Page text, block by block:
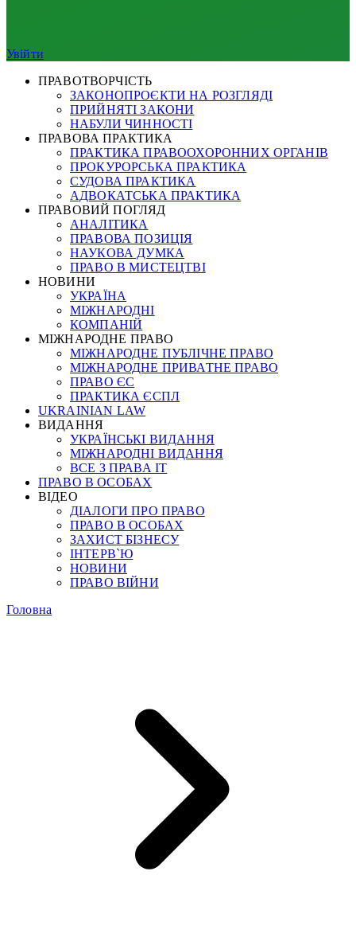
Увійти
ПРАВОТВОРЧІСТЬ
ЗАКОНОПРОЄКТИ НА РОЗГЛЯДІ
ПРИЙНЯТІ ЗАКОНИ
НАБУЛИ ЧИННОСТІ
ПРАВОВА ПРАКТИКА
ПРАКТИКА ПРАВООХОРОННИХ ОРГАНІВ
ПРОКУРОРСЬКА ПРАКТИКА
СУДОВА ПРАКТИКА
АДВОКАТСЬКА ПРАКТИКА
ПРАВОВИЙ ПОГЛЯД
АНАЛІТИКА
ПРАВОВА ПОЗИЦІЯ
НАУКОВА ДУМКА
ПРАВО В МИСТЕЦТВІ
НОВИНИ
УКРАЇНА
МІЖНАРОДНІ
КОМПАНІЙ
МІЖНАРОДНЕ ПРАВО
МІЖНАРОДНЕ ПУБЛІЧНЕ ПРАВО
МІЖНАРОДНЕ ПРИВАТНЕ ПРАВО
ПРАВО ЄС
ПРАКТИКА ЄСПЛ
UKRAINIAN LAW
ВИДАННЯ
УКРАЇНСЬКІ ВИДАННЯ
МІЖНАРОДНІ ВИДАННЯ
ВСЕ З ПРАВА ІТ
ПРАВО В ОСОБАХ
ВІДЕО
ДІАЛОГИ ПРО ПРАВО
ПРАВО В ОСОБАХ
ЗАХИСТ БІЗНЕСУ
ІНТЕРВ`Ю
НОВИНИ
ПРАВО ВІЙНИ
Головна